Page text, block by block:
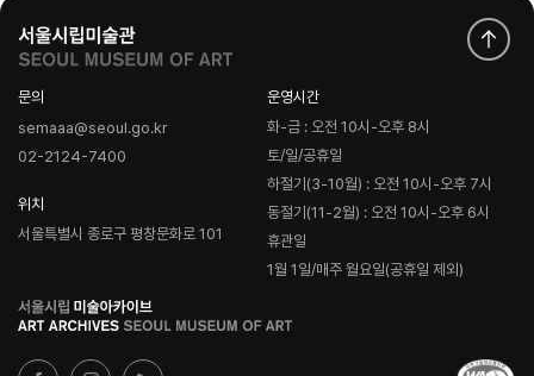
문의
semaaa@seoul.go.kr
02-2124-7400
위치
서울특별시 종로구 평창문화로 101
운영시간
화-금 : 오전 10시-오후 8시
토/일/공휴일
하절기(3-10월) : 오전 10시-오후 7시
동절기(11-2월) : 오전 10시-오후 6시
휴관일
1월 1일/매주 월요일(공휴일 제외)
로
고